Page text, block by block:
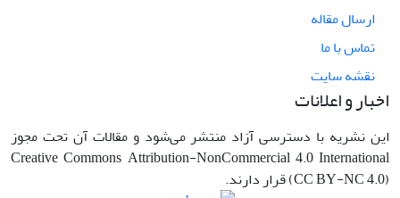
ارسال مقاله
تماس با ما
نقشه سایت
اخبار و اعلانات
این نشریه با دسترسی آزاد منتشر می‌شود و مقالات آن تحت مجوز
Creative Commons Attribution-NonCommercial 4.0 International
(CC BY-NC 4.0) قرار دارند.